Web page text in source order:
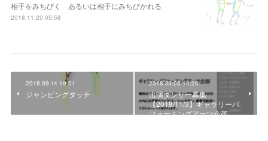
相手をみちびく あるいは相手にみちびかれる
2018.11.20 05:58
2018.09.14 19:01
ジャンピングタッチ
2018.09.08 14:26
出演ダンサー募集
【2018/11/3】ギャラリーパ
フォーミングアーツ企画…